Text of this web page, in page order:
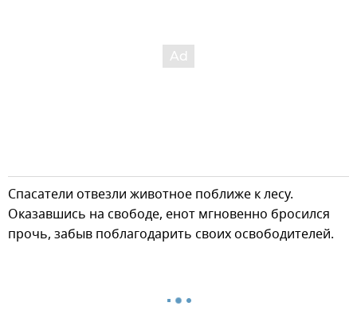
Спасатели отвезли животное поближе к лесу.
Оказавшись на свободе, енот мгновенно бросился
прочь, забыв поблагодарить своих освободителей.